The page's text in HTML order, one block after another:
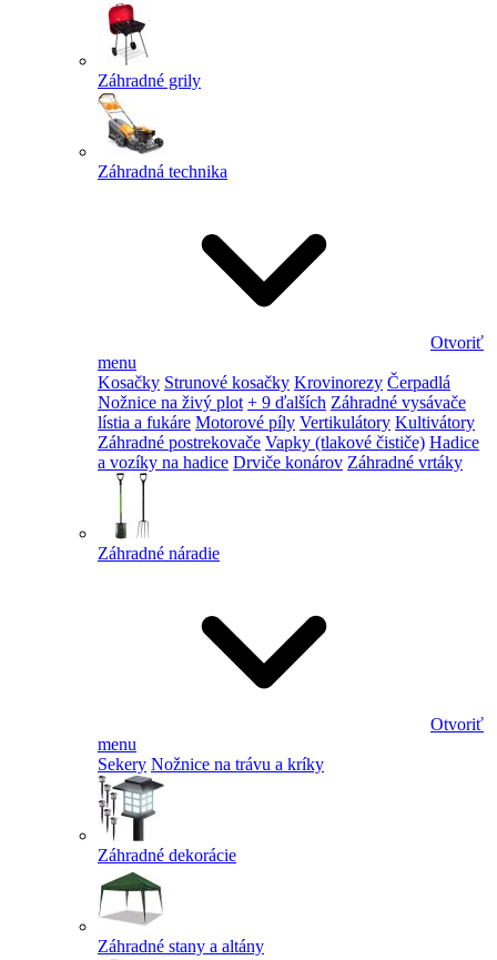
Záhradné grily
Záhradná technika
Otvoriť
menu
Kosačky Strunové kosačky Krovinorezy Čerpadlá
Nožnice na živý plot + 9 ďalších Záhradné vysávače
lístia a fukáre Motorové píly Vertikulátory Kultivátory
Záhradné postrekovače Vapky (tlakové čističe) Hadice
a vozíky na hadice Drviče konárov Záhradné vrtáky
Záhradné náradie
Otvoriť
menu
Sekery Nožnice na trávu a kríky
Záhradné dekorácie
Záhradné stany a altány